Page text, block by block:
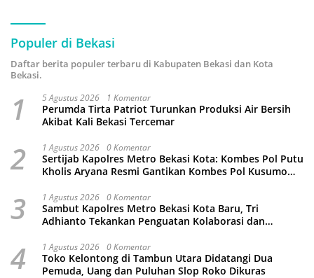
Populer di Bekasi
Daftar berita populer terbaru di Kabupaten Bekasi dan Kota
Bekasi.
1 5 Agustus 2026 1 Komentar
Perumda Tirta Patriot Turunkan Produksi Air Bersih
Akibat Kali Bekasi Tercemar
2 1 Agustus 2026 0 Komentar
Sertijab Kapolres Metro Bekasi Kota: Kombes Pol Putu
Kholis Aryana Resmi Gantikan Kombes Pol Kusumo
3 1 Agustus 2026 0 Komentar
Sambut Kapolres Metro Bekasi Kota Baru, Tri
Adhianto Tekankan Penguatan Kolaborasi dan
4 1 Agustus 2026 0 Komentar
Toko Kelontong di Tambun Utara Didatangi Dua
Pemuda, Uang dan Puluhan Slop Roko Dikuras